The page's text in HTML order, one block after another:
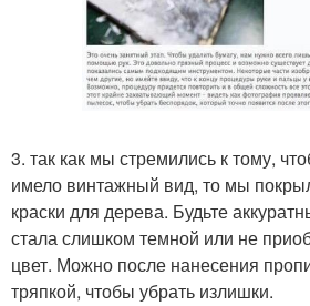
3. так как мы стремились к тому,
имело винтажный вид, то мы
краски для дерева. Будьте
стала слишком темной или не
цвет. Можно после нанесения
тряпкой, чтобы убрать излишки.